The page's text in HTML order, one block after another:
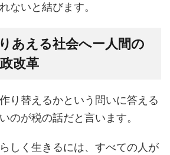
ないと結びます。
あえる社会へー人間の
改革
り替えるかという問いに答える
のが税の話だと言います。
しく生きるには、すべての人が